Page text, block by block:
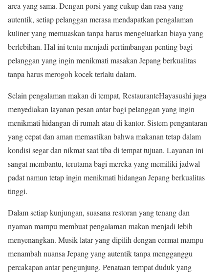
area yang sama. Dengan porsi yang cukup dan rasa yang
autentik, setiap pelanggan merasa mendapatkan pengalaman
kuliner yang memuaskan tanpa harus mengeluarkan biaya yang
berlebihan. Hal ini tentu menjadi pertimbangan penting bagi
pelanggan yang ingin menikmati masakan Jepang berkualitas
tanpa harus merogoh kocek terlalu dalam.
Selain pengalaman makan di tempat, RestauranteHayasushi juga
menyediakan layanan pesan antar bagi pelanggan yang ingin
menikmati hidangan di rumah atau di kantor. Sistem pengantaran
yang cepat dan aman memastikan bahwa makanan tetap dalam
kondisi segar dan nikmat saat tiba di tempat tujuan. Layanan ini
sangat membantu, terutama bagi mereka yang memiliki jadwal
padat namun tetap ingin menikmati hidangan Jepang berkualitas
tinggi.
Dalam setiap kunjungan, suasana restoran yang tenang dan
nyaman mampu membuat pengalaman makan menjadi lebih
menyenangkan. Musik latar yang dipilih dengan cermat mampu
menambah nuansa Jepang yang autentik tanpa mengganggu
percakapan antar pengunjung. Penataan tempat duduk yang